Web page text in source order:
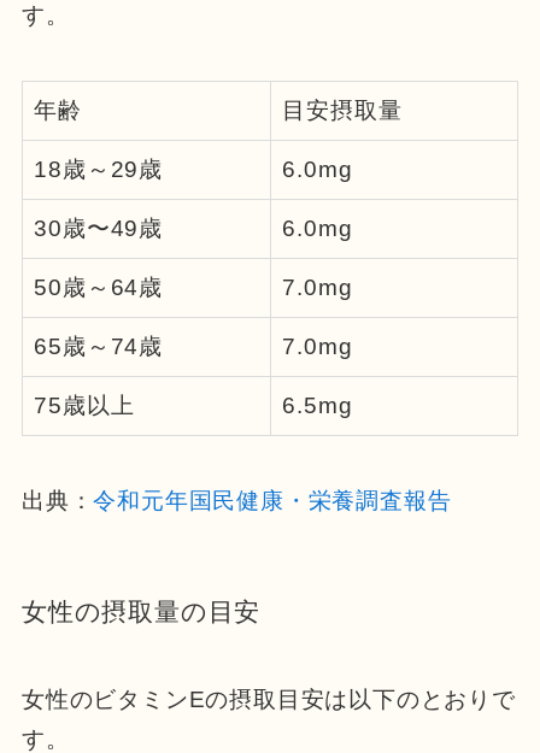
す。
年齢 目安摂取量
18歳～29歳 6.0mg
30歳〜49歳 6.0mg
50歳～64歳 7.0mg
65歳～74歳 7.0mg
75歳以上 6.5mg
出典：令和元年国民健康・栄養調査報告
女性の摂取量の目安
女性のビタミンEの摂取目安は以下のとおりで
す。